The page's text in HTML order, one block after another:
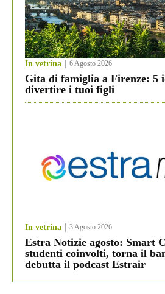
In vetrina 6 Agosto 2026
Gita di famiglia a Firenze: 5
divertire i tuoi figli
In vetrina 3 Agosto 2026
Estra Notizie agosto: Smart
studenti coinvolti, torna il
debutta il podcast Estrair